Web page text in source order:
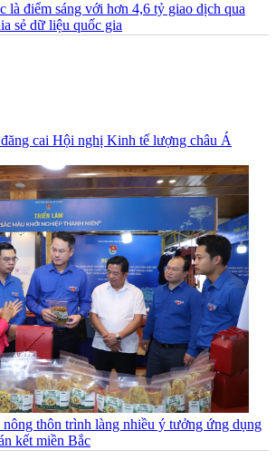
là điểm sáng với hơn 4,6 tỷ giao dịch qua
sẻ dữ liệu quốc gia
cai Hội nghị Kinh tế lượng châu Á
thôn trình làng nhiều ý tưởng ứng dụng
kết miền Bắc